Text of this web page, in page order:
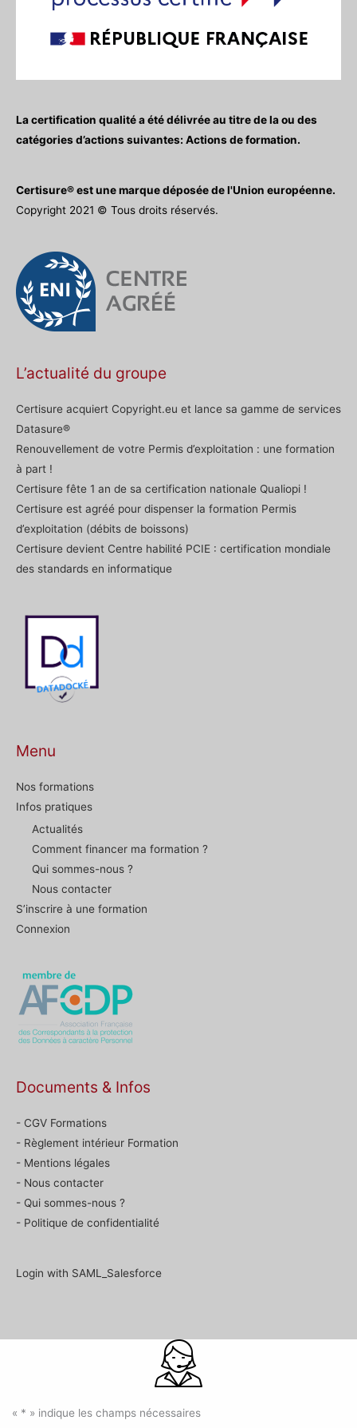
La certification qualité a été délivrée au titre de la ou des
catégories d’actions suivantes: Actions de formation.
Certisure® est une marque déposée de l'Union européenne.
Copyright 2021 © Tous droits réservés.
L’actualité du groupe
Certisure acquiert Copyright.eu et lance sa gamme de services
Datasure®
Renouvellement de votre Permis d’exploitation : une formation
à part !
Certisure fête 1 an de sa certification nationale Qualiopi !
Certisure est agréé pour dispenser la formation Permis
d’exploitation (débits de boissons)
Certisure devient Centre habilité PCIE : certification mondiale
des standards en informatique
Menu
Nos formations
Infos pratiques
Actualités
Comment financer ma formation ?
Qui sommes-nous ?
Nous contacter
S’inscrire à une formation
Connexion
Documents & Infos
- CGV Formations
- Règlement intérieur Formation
- Mentions légales
- Nous contacter
- Qui sommes-nous ?
- Politique de confidentialité
Login with SAML_Salesforce
« * » indique les champs nécessaires